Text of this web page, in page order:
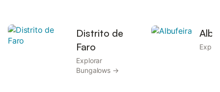
Distrito de
Faro
Explorar
Bungalows →